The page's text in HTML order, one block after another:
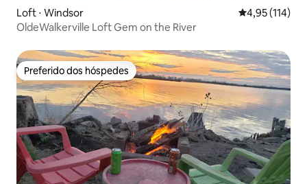
Loft ⋅ Windsor 4,95 de uma
4,95 (114)
OldeWalkerville Loft Gem on the River
Preferido dos hóspedes
Preferido dos hóspedes